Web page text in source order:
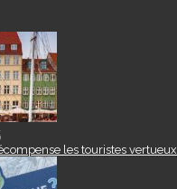
les touristes vertueux